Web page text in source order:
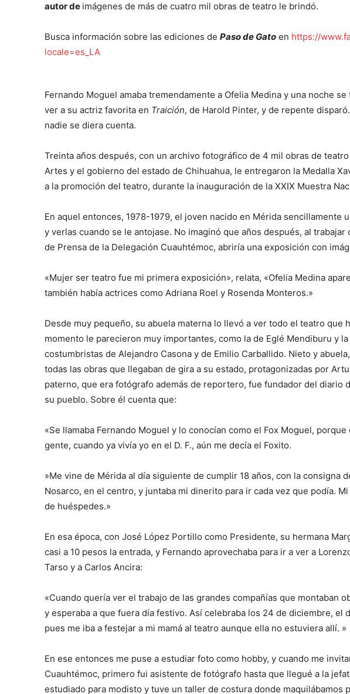
autor de imágenes de más de cuatro mil obras de teatro le brindó.
Busca información sobre las ediciones de Paso de Gato en https://
locale=es_LA
Fernando Moguel amaba tremendamente a Ofelia Medina y una noche
ver a su actriz favorita en Traición, de Harold Pinter, y de repente
nadie se diera cuenta.
Treinta años después, con un archivo fotográfico de 4 mil obras de
Artes y el gobierno del estado de Chihuahua, le entregaron la Medalla
a la promoción del teatro, durante la inauguración de la XXIX Muestra
En aquel entonces, 1978-1979, el joven nacido en Mérida sencillamente
y verlas cuando se le antojase. No imaginó que años después, al
de Prensa de la Delegación Cuauhtémoc, abriría una exposición con
«Mujer ser teatro fue mi primera exposición», relata, «Ofelia Medina
también había actrices como Adriana Roel y Rosenda Monteros.»
Desde muy pequeño, su abuela materna lo llevó a ver todo el teatro que
momento le parecieron muy importantes, como la de Eglé Mendiburu y
costumbristas de Alejandro Casona y de Emilio Carballido. Nieto y
todas las obras que llegaban de gira a su estado, protagonizadas por
paterno, que era fotógrafo además de reportero, fue fundador del diario
su pueblo. Sobre él cuenta que:
«Se llamaba Fernando Moguel y lo conocían como el Fox Moguel,
gente, cuando ya vivía yo en el D. F., aún me decía el Foxito.
»Me vine de Mérida al día siguiente de cumplir 18 años, con la consigna
Nosarco, en el centro, y juntaba mi dinerito para ir cada vez que podía.
de huéspedes.»
En esa época, con José López Portillo como Presidente, su hermana
casi a 10 pesos la entrada, y Fernando aprovechaba para ir a ver a
Tarso y a Carlos Ancira:
«Cuando quería ver el trabajo de las grandes compañías que montaban
y esperaba a que fuera día festivo. Así celebraba los 24 de diciembre, el
pues me iba a festejar a mi mamá al teatro aunque ella no estuviera allí. »
En ese entonces me puse a estudiar foto como hobby, y cuando me
Cuauhtémoc, primero fui asistente de fotógrafo hasta que llegué a la
estudiado para modisto y tuve un taller de costura donde maquilábamos